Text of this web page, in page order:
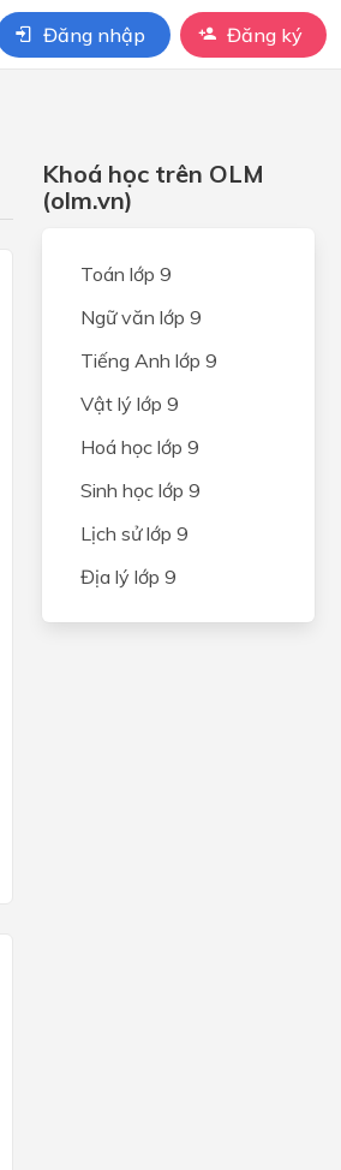
Đăng nhập Đăng ký
Khoá học trên OLM
(olm.vn)
Toán lớp 9
Ngữ văn lớp 9
Tiếng Anh lớp 9
Vật lý lớp 9
Hoá học lớp 9
Sinh học lớp 9
Lịch sử lớp 9
Địa lý lớp 9